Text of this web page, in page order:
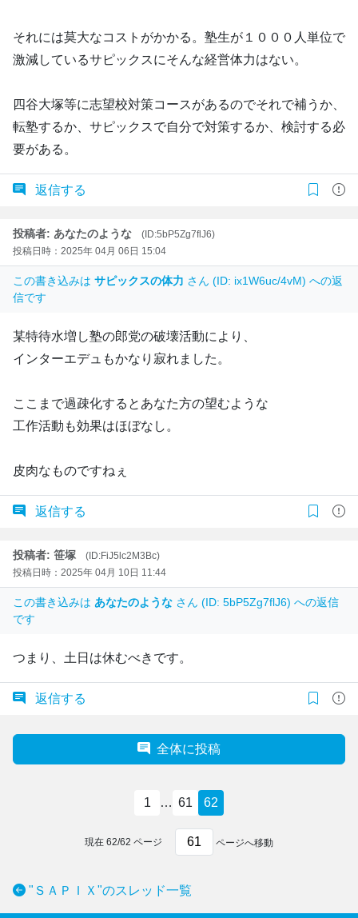
それには莫大なコストがかかる。塾生が１０００人単位で
激減しているサピックスにそんな経営体力はない。
四谷大塚等に志望校対策コースがあるのでそれで補うか、
転塾するか、サピックスで自分で対策するか、検討する必
要がある。
返信する
投稿者: あなたのような
(ID:5bP5Zg7flJ6)
投稿日時：2025年 04月 06日 15:04
この書き込みは サピックスの体力 さん (ID: ix1W6uc/4vM) への返
信です
某特待水増し塾の郎党の破壊活動により、
インターエデュもかなり寂れました。
ここまで過疎化するとあなた方の望むような
工作活動も効果はほぼなし。
皮肉なものですねぇ
返信する
投稿者: 笹塚
(ID:FiJ5lc2M3Bc)
投稿日時：2025年 04月 10日 11:44
この書き込みは あなたのような さん (ID: 5bP5Zg7flJ6) への返信
です
つまり、土日は休むべきです。
返信する
全体に投稿
1 … 61 62
現在 62/62 ページ ページへ移動
"ＳＡＰＩＸ"のスレッド一覧